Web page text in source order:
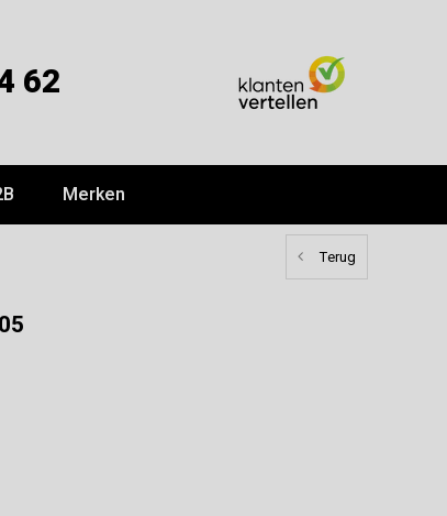
62
Merken
Terug